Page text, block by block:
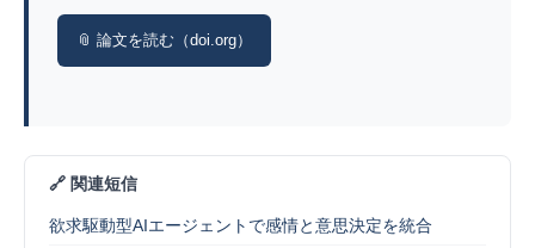
📎 論文を読む（doi.org）
🔗 関連短信
欲求駆動型AIエージェントで感情と意思決定を統合